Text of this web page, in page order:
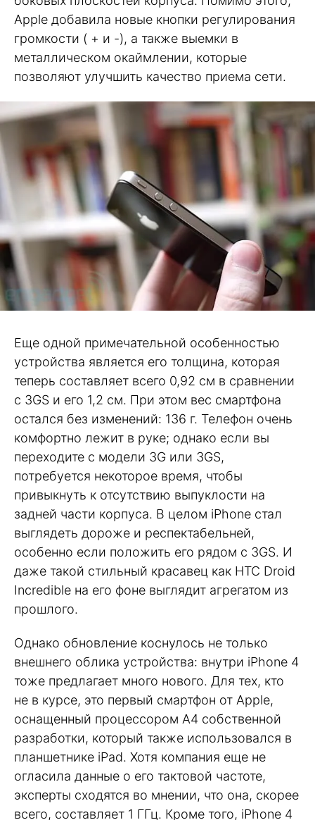
Apple добавила новые кнопки регулирования
громкости ( + и -), а также выемки в
металлическом окаймлении, которые
позволяют улучшить качество приема сети.
Еще одной примечательной особенностью
устройства является его толщина, которая
теперь составляет всего 0,92 см в сравнении
с 3GS и его 1,2 см. При этом вес смартфона
остался без изменений: 136 г. Телефон очень
комфортно лежит в руке; однако если вы
переходите с модели 3G или 3GS,
потребуется некоторое время, чтобы
привыкнуть к отсутствию выпуклости на
задней части корпуса. В целом iPhone стал
выглядеть дороже и респектабельней,
особенно если положить его рядом с 3GS. И
даже такой стильный красавец как HTC Droid
Incredible на его фоне выглядит агрегатом из
прошлого.
Однако обновление коснулось не только
внешнего облика устройства: внутри iPhone 4
тоже предлагает много нового. Для тех, кто
не в курсе, это первый смартфон от Apple,
оснащенный процессором A4 собственной
разработки, который также использовался в
планшетнике iPad. Хотя компания еще не
огласила данные о его тактовой частоте,
эксперты сходятся во мнении, что она, скорее
всего, составляет 1 ГГц. Кроме того, iPhone 4